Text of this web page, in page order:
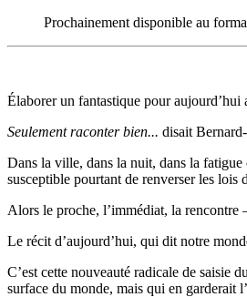
Prochainement disponible au
Élaborer un fantastique pour
Seulement raconter bien... disait
Dans la ville, dans la nuit, dans la fatigue
susceptible pourtant de renverser les lois
Alors le proche, l’immédiat, la
Le récit d’aujourd’hui, qui dit notre
C’est cette nouveauté radicale de saisie
surface du monde, mais qui en garderait